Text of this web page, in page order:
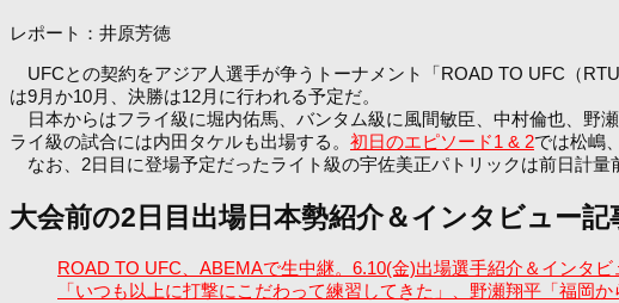
レポート：井原芳徳
UFCとの契約をアジア人選手が争うトーナメント「ROAD TO UFC（
は9月か10月、決勝は12月に行われる予定だ。
日本からはフライ級に堀内佑馬、バンタム級に風間敏臣、中村倫也、野
ライ級の試合には内田タケルも出場する。 初日のエピソード1 & 2では松嶋
なお、2日目に登場予定だったライト級の宇佐美正パトリックは前日計
大会前の2日目出場日本勢紹介＆インタビュー記
ROAD TO UFC、ABEMAで生中継。6.10(金)出場選手紹介＆インタ
「いつも以上に打撃にこだわって練習してきた」、野瀬翔平「福岡